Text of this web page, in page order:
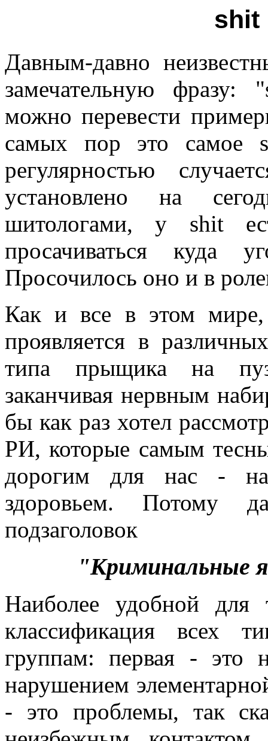
shit
Давным-давно
замечательную фразу:
можно перевести
самых пор это самое
регулярностью
установлено на
шитологами, у shit
просачиваться куда
Просочилось оно и в
Как и все в этом мире,
проявляется в
типа прыщика на
заканчивая нервным
бы как раз хотел
РИ, которые самым
дорогим для нас -
здоровьем. Потому
подзаголовок
"Криминальные
Наиболее удобной для
классификация всех
группам: первая - это
нарушением
- это проблемы, так